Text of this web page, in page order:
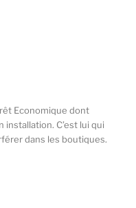
Economique dont
C’est lui qui
dans les boutiques.